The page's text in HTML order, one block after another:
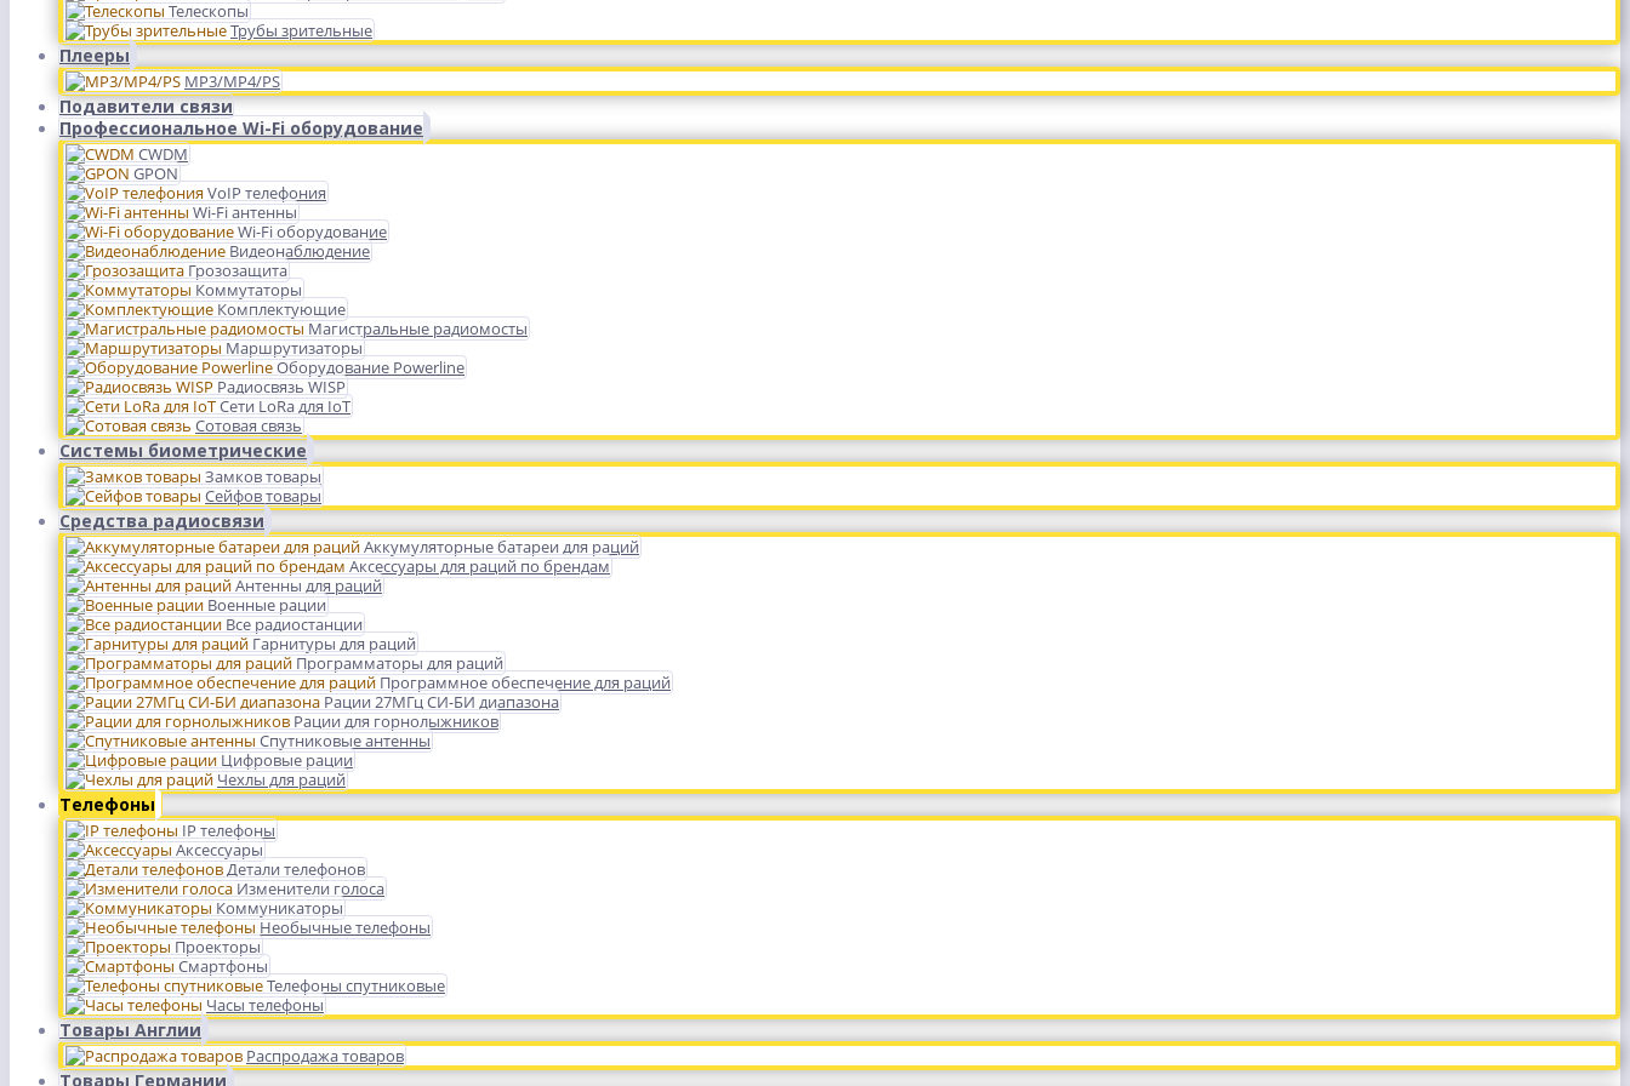
Телескопы
Трубы зрительные
Плееры
MP3/MP4/PS
Подавители связи
Профессиональное Wi-Fi оборудование
CWDM
GPON
VoIP телефония
Wi-Fi антенны
Wi-Fi оборудование
Видеонаблюдение
Грозозащита
Коммутаторы
Комплектующие
Магистральные радиомосты
Маршрутизаторы
Оборудование Powerline
Радиосвязь WISP
Сети LoRa для IoT
Сотовая связь
Системы биометрические
Замков товары
Сейфов товары
Средства радиосвязи
Аккумуляторные батареи для раций
Аксессуары для раций по брендам
Антенны для раций
Военные рации
Все радиостанции
Гарнитуры для раций
Программаторы для раций
Программное обеспечение для раций
Рации 27МГц СИ-БИ диапазона
Рации для горнолыжников
Спутниковые антенны
Цифровые рации
Чехлы для раций
Телефоны
IP телефоны
Аксессуары
Детали телефонов
Изменители голоса
Коммуникаторы
Необычные телефоны
Проекторы
Смартфоны
Телефоны спутниковые
Часы телефоны
Товары Англии
Распродажа товаров
Товары Германии